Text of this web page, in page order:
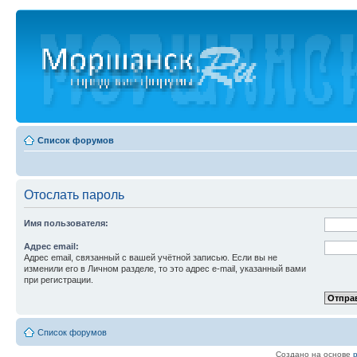
Список форумов
Отослать пароль
Имя пользователя:
Адрес email:
Адрес email, связанный с вашей учётной записью. Если вы не
изменили его в Личном разделе, то это адрес e-mail, указанный вами
при регистрации.
Список форумов
Создано на основе